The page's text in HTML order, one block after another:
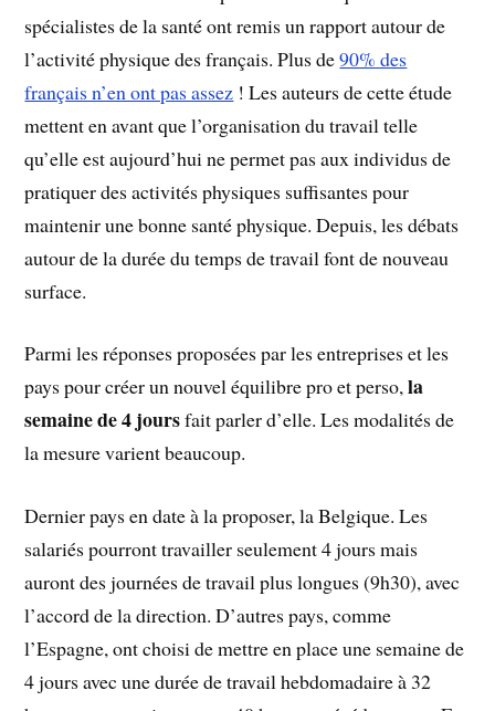
spécialistes de la santé ont remis un rapport autour de
l’activité physique des français. Plus de90% des
français n’en ont pas assez ! Les auteurs de cette étude
mettent en avant que l’organisation du travail telle
qu’elle est aujourd’hui ne permet pas aux individus de
pratiquer des activités physiques suffisantes pour
maintenir une bonne santé physique. Depuis, les débats
autour de la durée du temps de travail font de nouveau
surface.
Parmi les réponses proposées par les entreprises et les
pays pour créer un nouvel équilibre pro et perso,la
semaine de 4 joursfait parler d’elle. Les modalités de
la mesure varient beaucoup.
Dernier pays en date à la proposer, la Belgique. Les
salariés pourront travailler seulement 4 jours mais
auront des journées de travail plus longues (9h30), avec
l’accord de la direction. D’autres pays, comme
l’Espagne, ont choisi de mettre en place une semaine de
4 jours avec une durée de travail hebdomadaire à 32